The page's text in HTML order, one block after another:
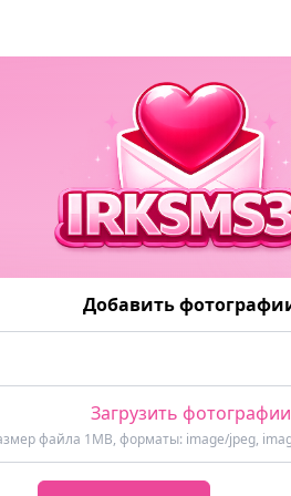
Добавить
Загрузить фотографии
файла 1MB, форматы: image/jpeg,